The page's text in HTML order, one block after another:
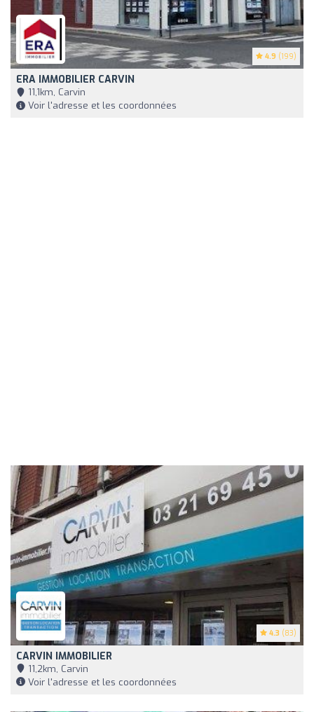
4.9 (199)
ERA IMMOBILIER CARVIN
11,1km, Carvin
Voir l'adresse et les coordonnées
4.3 (83)
CARVIN IMMOBILIER
11,2km, Carvin
Voir l'adresse et les coordonnées